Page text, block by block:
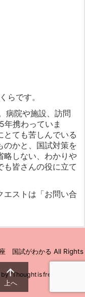
らです。
病院や施設、訪問
年携わっていま
とても苦しんでいる
のかと、国試対策を
略しない、わかりや
も皆さんの役に立て
エストは「お問い合
国試がわかる All Rights
"Thought is free

上へ